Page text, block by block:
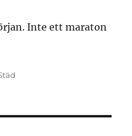
Inte ett maraton